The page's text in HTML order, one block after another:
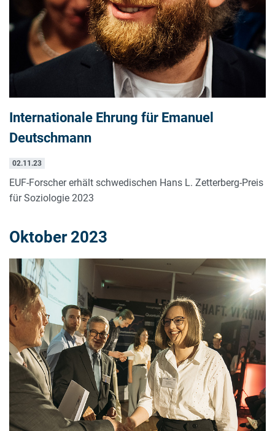
Internationale Ehrung für Emanuel
Deutschmann
02.11.23
EUF-Forscher erhält schwedischen Hans L. Zetterberg-Preis
für Soziologie 2023
Oktober 2023